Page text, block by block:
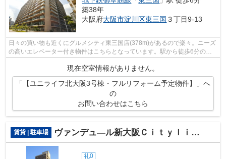
築38年
大阪府大阪市淀川区東三国 ３丁目9-13
日々の買い物も近くにグルメシティ東三国店(378m)があるので楽々。ニーズ
の高いエレベーター付き物件はこちらとなっています。駅から徒歩6分の位
置にある物件なので、電車の利用も快適...
現在空室情報がありません。
「【ユニライフ北大阪3号棟・フルリフォーム予定物件】」へ
の
お問い合わせはこちら
賃貸 | 駐車場 ヴァンデュ―ル新大阪Ｃｉｔｙｌｉｆｅ
礼0